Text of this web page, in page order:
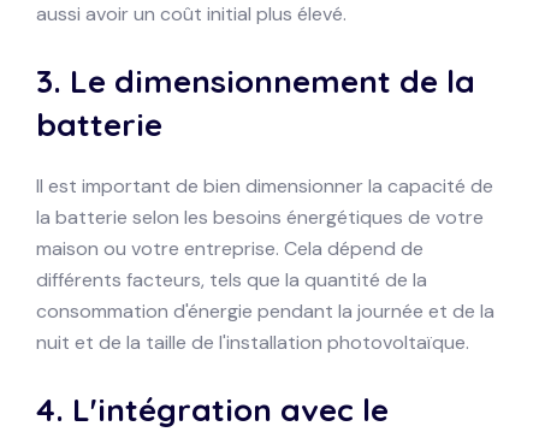
aussi avoir un coût initial plus élevé.
3. Le dimensionnement de la
batterie
Il est important de bien dimensionner la capacité de
la batterie selon les besoins énergétiques de votre
maison ou votre entreprise. Cela dépend de
différents facteurs, tels que la quantité de la
consommation d'énergie pendant la journée et de la
nuit et de la taille de l'installation photovoltaïque.
4. L'intégration avec le